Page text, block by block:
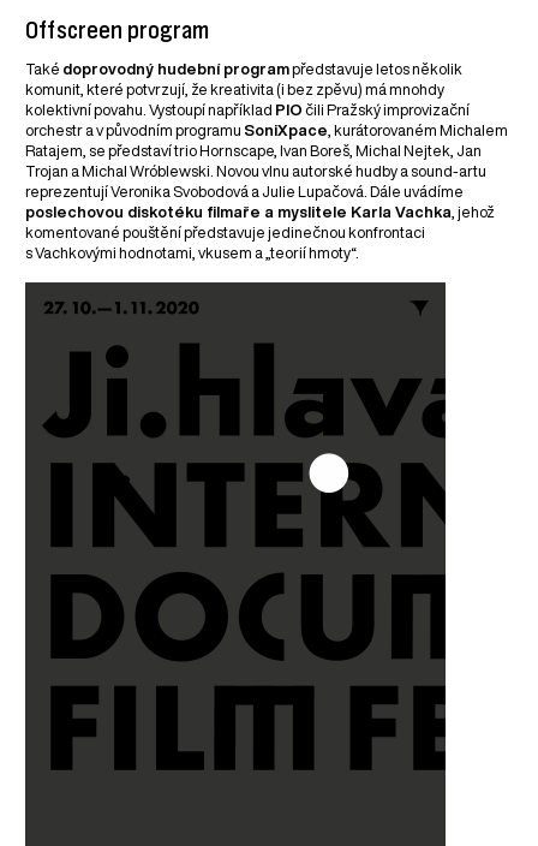
Offscreen program
Také doprovodný hudební programpředstavuje letos několik
komunit, které potvrzují, že kreativita (i bez zpěvu) má mnohdy
kolektivní povahu. Vystoupí například PIO čili Pražský improvizační
orchestr a v původním programu SoniXpace , kurátorovaném Michalem
Ratajem, se představí trio Hornscape, Ivan Boreš, Michal Nejtek, Jan
Trojan a Michal Wróblewski. Novou vlnu autorské hudby a sound-artu
reprezentují Veronika Svobodová a Julie Lupačová. Dále uvádíme
poslechovou diskotéku filmaře a myslitele Karla Vachka , jehož
komentované pouštění představuje jedinečnou konfrontaci
s Vachkovými hodnotami, vkusem a „teorií hmoty“.